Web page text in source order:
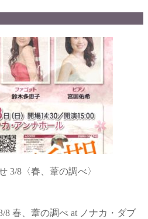
3/8〈春、葦の調べ〉
8 春、葦の調べ at ノナカ・ダブ